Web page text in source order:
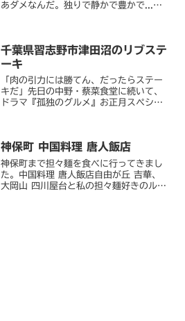
あダメなんだ。独りで静かで豊かで...」
グ・ランチ」。今回...
千葉県習志野市津田沼のリブステ
ーキ
「肉の引力には勝てん、だったらステー
キだ」先日の中野・蔡菜食堂に続いて、
ドラマ『孤独のグルメ』お正月スペシャ
とはるばる一時間半。私に...
神保町 中国料理 唐人飯店
神保町まで担々麺を食べに行ってきまし
た。中国料理 唐人飯店自由が丘 吉華、
大岡山 四川屋台と私の担々麺好きのルー